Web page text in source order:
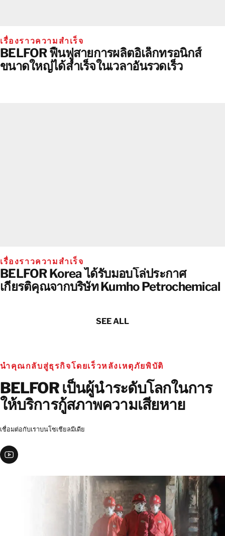
เรื่องราวความสําเร็จ
BELFOR ฟื้นฟูสายการผลิตอิเล็กทรอนิกส์
ขนาดใหญ่ได้สำเร็จในเวลาอันรวดเร็ว
เรื่องราวความสําเร็จ
BELFOR Korea ได้รับมอบโล่ประกาศ
เกียรติคุณจากบริษัท Kumho Petrochemical
SEE ALL
นำคุณกลับสู่ธุรกิจโดยเร็วหลังเหตุภัยพิบัติ
BELFOR เป็นผู้นำระดับโลกในการ
ให้บริการกู้สภาพความเสียหาย
เชื่อมต่อกับเราบนโซเชียลมีเดีย